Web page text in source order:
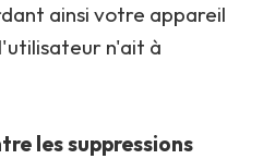
ainsi votre appareil
n'ait à
les suppressions